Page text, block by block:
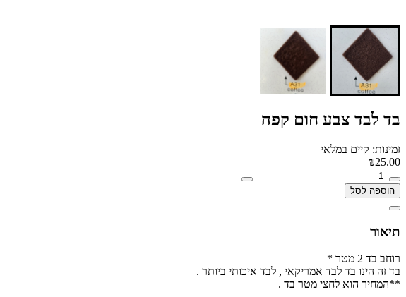
בד לבד צבע חום קפה
זמינות: קיים במלאי
₪25.00
הוספה לסל
תיאור
רוחב בד 2 מטר *
בד זה הינו בד לבד אמריקאי , לבד איכותי ביותר .
**המחיר הוא לחצי מטר בד .